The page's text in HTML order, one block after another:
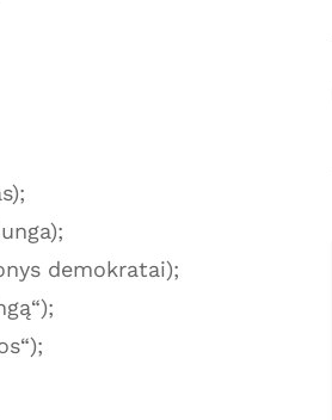
demokratai);